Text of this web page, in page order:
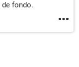
fondo.